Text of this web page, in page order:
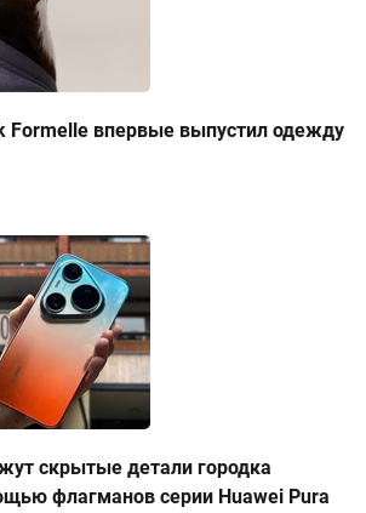
Formelle впервые выпустил одежду
скрытые детали городка
флагманов серии Huawei Pura